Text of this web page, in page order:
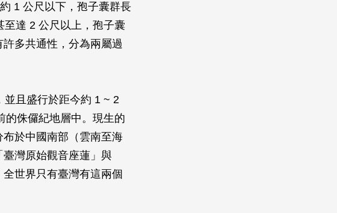
1 公尺以下，孢子囊群長
至達 2 公尺以上，孢子囊
多共通性，分為兩屬過
並且盛行於距今約 1 ~ 2
的侏儸紀地層中。現生的
於中國南部（雲南至海
灣原始觀音座蓮」與
世界只有臺灣有這兩個